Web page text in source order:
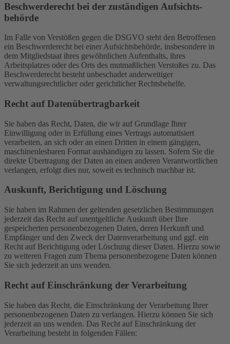
Beschwerde­recht bei der zuständigen Aufsichts­
behörde
Im Falle von Verstößen gegen die DSGVO steht den Betroffenen
ein Beschwerderecht bei einer Aufsichtsbehörde, insbesondere in
dem Mitgliedstaat ihres gewöhnlichen Aufenthalts, ihres
Arbeitsplatzes oder des Orts des mutmaßlichen Verstoßes zu. Das
Beschwerderecht besteht unbeschadet anderweitiger
verwaltungsrechtlicher oder gerichtlicher Rechtsbehelfe.
Recht auf Daten­übertrag­barkeit
Sie haben das Recht, Daten, die wir auf Grundlage Ihrer
Einwilligung oder in Erfüllung eines Vertrags automatisiert
verarbeiten, an sich oder an einen Dritten in einem gängigen,
maschinenlesbaren Format aushändigen zu lassen. Sofern Sie die
direkte Übertragung der Daten an einen anderen Verantwortlichen
verlangen, erfolgt dies nur, soweit es technisch machbar ist.
Auskunft, Berichtigung und Löschung
Sie haben im Rahmen der geltenden gesetzlichen Bestimmungen
jederzeit das Recht auf unentgeltliche Auskunft über Ihre
gespeicherten personenbezogenen Daten, deren Herkunft und
Empfänger und den Zweck der Datenverarbeitung und ggf. ein
Recht auf Berichtigung oder Löschung dieser Daten. Hierzu sowie
zu weiteren Fragen zum Thema personenbezogene Daten können
Sie sich jederzeit an uns wenden.
Recht auf Einschränkung der Verarbeitung
Sie haben das Recht, die Einschränkung der Verarbeitung Ihrer
personenbezogenen Daten zu verlangen. Hierzu können Sie sich
jederzeit an uns wenden. Das Recht auf Einschränkung der
Verarbeitung besteht in folgenden Fällen: